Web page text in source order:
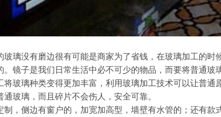
璃没有磨边很有可能是商家为了省钱，在玻璃加工的时
镜子是我们日常生活中必不可少的物品，而要将普通玻
玻璃种类变得更加丰富，利用玻璃加工技术可以让普通
玻璃，而且碎片不会伤人，安全可靠。
，侧边有窗户的，加宽加高型，墙壁有水管的；还有款